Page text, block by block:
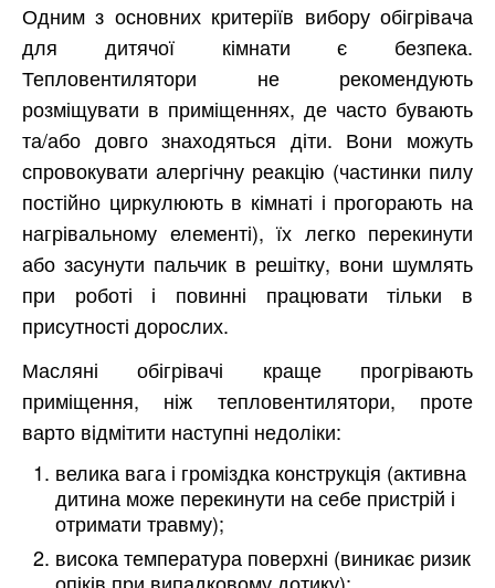
Одним з основних критеріїв вибору обігрівача
для дитячої кімнати є безпека.
Тепловентилятори не рекомендують
розміщувати в приміщеннях, де часто бувають
та/або довго знаходяться діти. Вони можуть
спровокувати алергічну реакцію (частинки пилу
постійно циркулюють в кімнаті і прогорають на
нагрівальному елементі), їх легко перекинути
або засунути пальчик в решітку, вони шумлять
при роботі і повинні працювати тільки в
присутності дорослих.
Масляні обігрівачі краще прогрівають
приміщення, ніж тепловентилятори, проте
варто відмітити наступні недоліки:
велика вага і громіздка конструкція (активна
дитина може перекинути на себе пристрій і
отримати травму);
висока температура поверхні (виникає ризик